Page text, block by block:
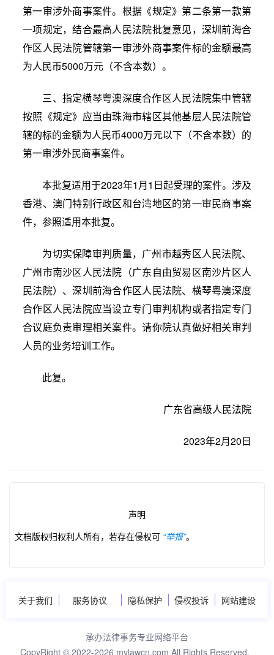
第一审涉外商事案件。根据《规定》第二条第一款第
一项规定，结合最高人民法院批复意见，深圳前海合
作区人民法院管辖第一审涉外商事案件标的金额最高
为人民币5000万元（不含本数）。
三、指定横琴粤澳深度合作区人民法院集中管辖
按照《规定》应当由珠海市辖区其他基层人民法院管
辖的标的金额为人民币4000万元以下（不含本数）的
第一审涉外民商事案件。
本批复适用于2023年1月1日起受理的案件。涉及
香港、澳门特别行政区和台湾地区的第一审民商事案
件，参照适用本批复。
为切实保障审判质量，广州市越秀区人民法院、
广州市南沙区人民法院（广东自由贸易区南沙片区人
民法院）、深圳前海合作区人民法院、横琴粤澳深度
合作区人民法院应当设立专门审判机构或者指定专门
合议庭负责审理相关案件。请你院认真做好相关审判
人员的业务培训工作。
此复。
广东省高级人民法院
2023年2月20日
声明
文档版权归权利人所有，若存在侵权可 “举报”。
关于我们 服务协议 隐私保护 侵权投诉 网站建设
承办法律事务专业网络平台
CopyRight © 2022-2026 mylawcn.com All Rights Reserved.